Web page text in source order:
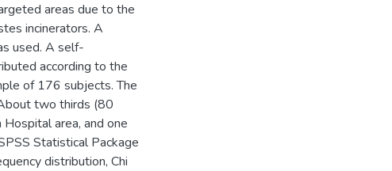
areas due to the
incinerators. A
used. A self-
according to the
of 176 subjects. The
two thirds (80
area, and one
Statistical Package
distribution, Chi